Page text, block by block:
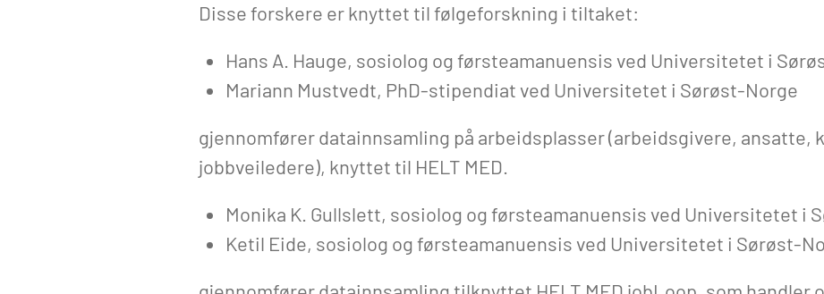
Disse forskere er knyttet til følgeforskning i tiltaket:
Hans A. Hauge, sosiolog og førsteamanuensis ved Universitetet i
Mariann Mustvedt, PhD-stipendiat ved Universitetet i Sørøst-Norge
gjennomfører datainnsamling på arbeidsplasser (arbeidsgivere, ansatte,
jobbveiledere), knyttet til HELT MED.
Monika K. Gullslett, sosiolog og førsteamanuensis ved Universitetet i
Ketil Eide, sosiolog og førsteamanuensis ved Universitetet i Sørøst-